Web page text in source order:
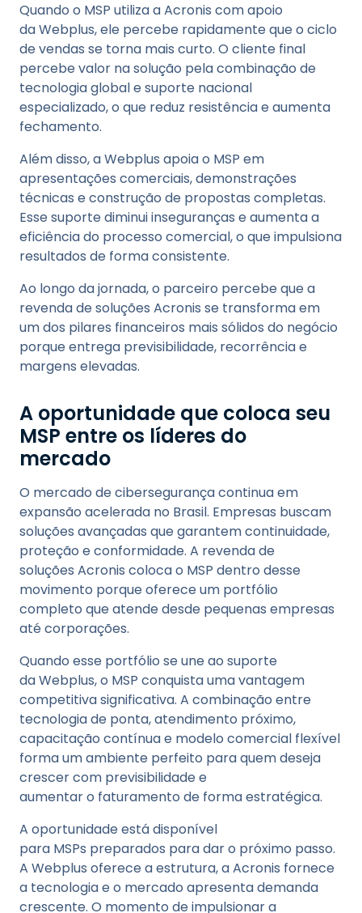
Quando o MSP utiliza a Acronis com apoio
da Webplus, ele percebe rapidamente que o ciclo
de vendas se torna mais curto. O cliente final
percebe valor na solução pela combinação de
tecnologia global e suporte nacional
especializado, o que reduz resistência e aumenta
fechamento.
Além disso, a Webplus apoia o MSP em
apresentações comerciais, demonstrações
técnicas e construção de propostas completas.
Esse suporte diminui inseguranças e aumenta a
eficiência do processo comercial, o que impulsiona
resultados de forma consistente.
Ao longo da jornada, o parceiro percebe que a
revenda de soluções Acronis se transforma em
um dos pilares financeiros mais sólidos do negócio
porque entrega previsibilidade, recorrência e
margens elevadas.
A oportunidade que coloca seu
MSP entre os líderes do
mercado
O mercado de cibersegurança continua em
expansão acelerada no Brasil. Empresas buscam
soluções avançadas que garantem continuidade,
proteção e conformidade. A revenda de
soluções Acronis coloca o MSP dentro desse
movimento porque oferece um portfólio
completo que atende desde pequenas empresas
até corporações.
Quando esse portfólio se une ao suporte
da Webplus, o MSP conquista uma vantagem
competitiva significativa. A combinação entre
tecnologia de ponta, atendimento próximo,
capacitação contínua e modelo comercial flexível
forma um ambiente perfeito para quem deseja
crescer com previsibilidade e
aumentar o faturamento de forma estratégica.
A oportunidade está disponível
para MSPs preparados para dar o próximo passo.
A Webplus oferece a estrutura, a Acronis fornece
a tecnologia e o mercado apresenta demanda
crescente. O momento de impulsionar a